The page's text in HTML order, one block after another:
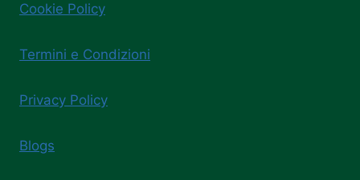
Cookie Policy
Termini e Condizioni
Privacy Policy
Blogs